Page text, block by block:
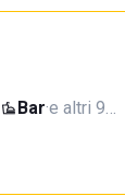
Bar·e altri 9…